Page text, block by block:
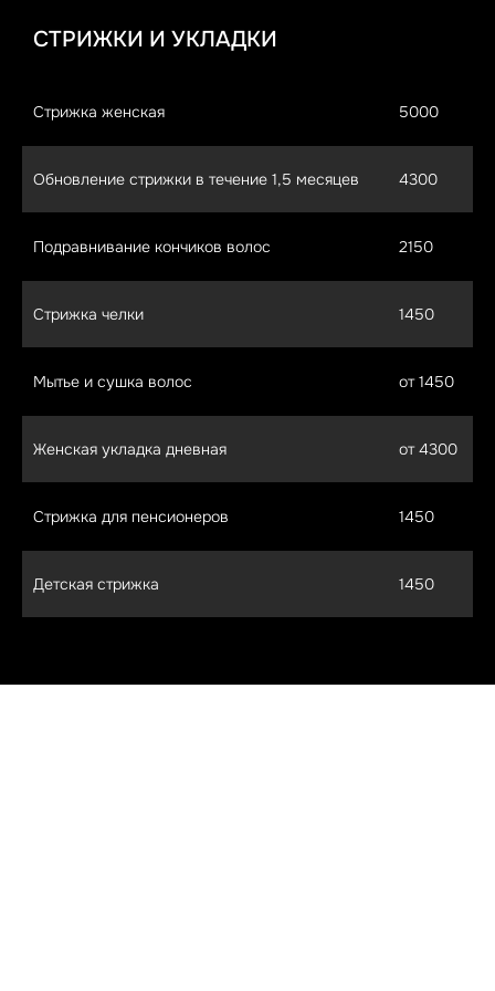
СТРИЖКИ И УКЛАДКИ
Стрижка женская 5000
Обновление стрижки в течение 1,5 месяцев 4300
Подравнивание кончиков волос 2150
Стрижка челки 1450
Мытье и сушка волос от 1450
Женская укладка дневная от 4300
Стрижка для пенсионеров 1450
Детская стрижка 1450